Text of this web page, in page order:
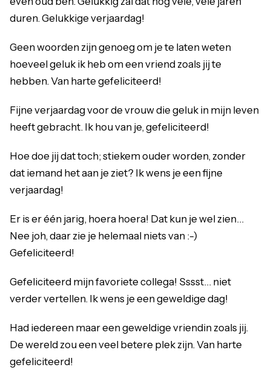
duren. Gelukkige verjaardag!
Geen woorden zijn genoeg om je te laten weten
hoeveel geluk ik heb om een vriend zoals jij te
hebben. Van harte gefeliciteerd!
Fijne verjaardag voor de vrouw die geluk in mijn leven
heeft gebracht. Ik hou van je, gefeliciteerd!
Hoe doe jij dat toch; stiekem ouder worden, zonder
dat iemand het aan je ziet? Ik wens je een fijne
verjaardag!
Er is er één jarig, hoera hoera! Dat kun je wel zien…
Nee joh, daar zie je helemaal niets van :-)
Gefeliciteerd!
Gefeliciteerd mijn favoriete collega! Sssst… niet
verder vertellen. Ik wens je een geweldige dag!
Had iedereen maar een geweldige vriendin zoals jij.
De wereld zou een veel betere plek zijn. Van harte
gefeliciteerd!